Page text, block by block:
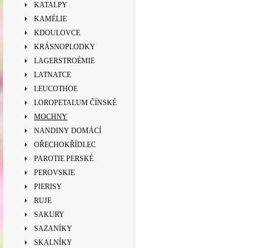
KATALPY
KAMÉLIE
KDOULOVCE
KRÁSNOPLODKY
LAGERSTROÉMIE
LATNATCE
LEUCOTHOE
LOROPETALUM ČÍNSKÉ
MOCHNY
NANDINY DOMÁCÍ
OŘECHOKŘÍDLEC
PAROTIE PERSKÉ
PEROVSKIE
PIERISY
RUJE
SAKURY
SAZANÍKY
SKALNÍKY